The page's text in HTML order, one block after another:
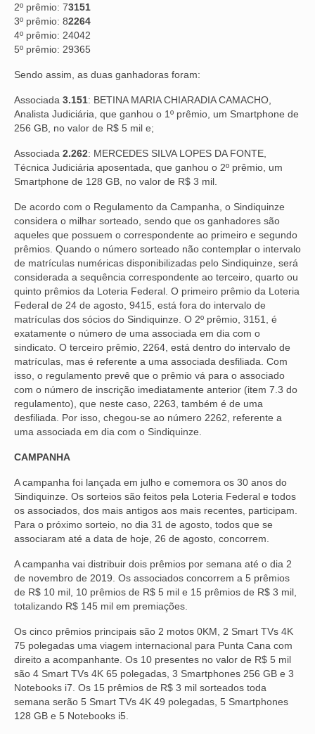
SÃO JOSÉ DO RIO PRETO
SOROCABA
NOTÍCIAS
BOLETIM
VÍDEOS
CONVÊNIOS
SINDICALIZE-SE
JURÍDICO
NÚCLEOS
APOSENTADOS
AGENTES DE POLÍCIA JUDICIAL
ANALISTAS JUDICIÁRIOS
ACESSIBILIDADE E INCLUSÃO
LGBTQIA+
MULHERES
OFICIAIS DE JUSTIÇA
SAÚDE
SOLIDARIEDADE
TÉCNICOS JUDICIÁRIOS
TECNOLOGIA DA INFORMAÇÃO
2º prêmio: 73151
3º prêmio: 82264
4º prêmio: 24042
5º prêmio: 29365
Sendo assim, as duas ganhadoras foram:
Associada 3.151: BETINA MARIA CHIARADIA CAMACHO,
Analista Judiciária, que ganhou o 1º prêmio, um Smartphone de
256 GB, no valor de R$ 5 mil e;
Associada 2.262: MERCEDES SILVA LOPES DA FONTE,
Técnica Judiciária aposentada, que ganhou o 2º prêmio, um
Smartphone de 128 GB, no valor de R$ 3 mil.
De acordo com o Regulamento da Campanha, o Sindiquinze
considera o milhar sorteado, sendo que os ganhadores são
aqueles que possuem o correspondente ao primeiro e segundo
prêmios. Quando o número sorteado não contemplar o intervalo
de matrículas numéricas disponibilizadas pelo Sindiquinze, será
considerada a sequência correspondente ao terceiro, quarto ou
quinto prêmios da Loteria Federal. O primeiro prêmio da Loteria
Federal de 24 de agosto, 9415, está fora do intervalo de
matrículas dos sócios do Sindiquinze. O 2º prêmio, 3151, é
exatamente o número de uma associada em dia com o
sindicato. O terceiro prêmio, 2264, está dentro do intervalo de
matrículas, mas é referente a uma associada desfiliada. Com
isso, o regulamento prevê que o prêmio vá para o associado
com o número de inscrição imediatamente anterior (item 7.3 do
regulamento), que neste caso, 2263, também é de uma
desfiliada. Por isso, chegou-se ao número 2262, referente a
uma associada em dia com o Sindiquinze.
CAMPANHA
A campanha foi lançada em julho e comemora os 30 anos do
Sindiquinze. Os sorteios são feitos pela Loteria Federal e todos
os associados, dos mais antigos aos mais recentes, participam.
Para o próximo sorteio, no dia 31 de agosto, todos que se
associaram até a data de hoje, 26 de agosto, concorrem.
A campanha vai distribuir dois prêmios por semana até o dia 2
de novembro de 2019. Os associados concorrem a 5 prêmios
de R$ 10 mil, 10 prêmios de R$ 5 mil e 15 prêmios de R$ 3 mil,
totalizando R$ 145 mil em premiações.
Os cinco prêmios principais são 2 motos 0KM, 2 Smart TVs 4K
75 polegadas uma viagem internacional para Punta Cana com
direito a acompanhante. Os 10 presentes no valor de R$ 5 mil
são 4 Smart TVs 4K 65 polegadas, 3 Smartphones 256 GB e 3
Notebooks i7. Os 15 prêmios de R$ 3 mil sorteados toda
semana serão 5 Smart TVs 4K 49 polegadas, 5 Smartphones
128 GB e 5 Notebooks i5.